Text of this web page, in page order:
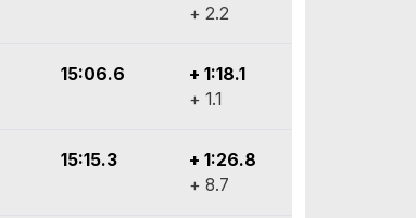
+ 2.2
15:06.6
+ 1:18.1
+ 1.1
15:15.3
+ 1:26.8
+ 8.7